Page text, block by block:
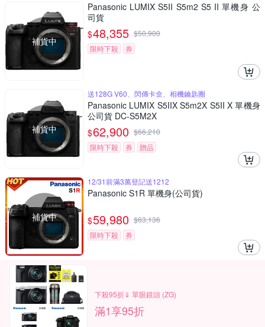
補貨中
Panasonic LUMIX S5II S5m2 S5 II 單機身 公
司貨
$48,355 $50,900
限時下殺
券
補貨中
送128G V60、閃傳卡盒、相機鑰匙圈
Panasonic LUMIX S5IIX S5m2X S5II X 單機身
公司貨 DC-S5M2X
$62,900 $66,210
限時下殺
券 贈品
補貨中
12/31前滿3萬登記送1212
Panasonic S1R 單機身(公司貨)
$59,980 $63,136
限時下殺
券
下殺95折⇓ 單眼鏡頭 (ZG)
滿1享95折